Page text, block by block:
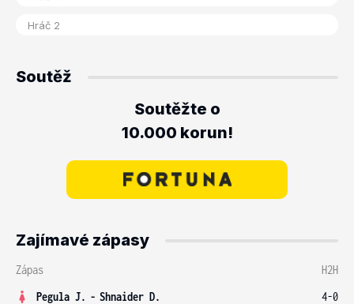
Soutěž
Soutěžte o
10.000 korun!
Zajímavé zápasy
Zápas
H2H
Pegula J. - Shnaider D.
4-0